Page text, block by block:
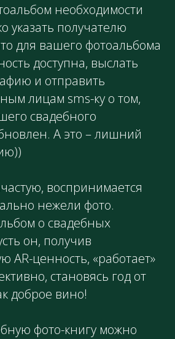
необходимости
указать получателю
для вашего фотоальбома
доступна, выслать
и отправить
лицам sms-ку о том,
свадебного
А это – лишний
воспринимается
нежели фото.
о свадебных
он, получив
AR-ценность, «работает»
становясь год от
доброе вино!
фото-книгу можно